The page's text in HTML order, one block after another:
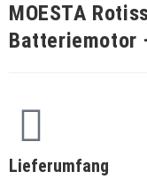
MOESTA
Batteriemotor
Lieferumfang